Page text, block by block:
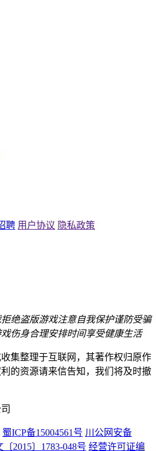
聘 用户协议 隐私政策
拒绝盗版游戏注意自我保护谨防受骗
伤身合理安排时间享受健康生活
集整理于互联网，其著作权归原作
的资源请来信告知，我们将及时撤
蜀ICP备15004561号 川公网安备
〔2015〕1783-048号 经营许可证编